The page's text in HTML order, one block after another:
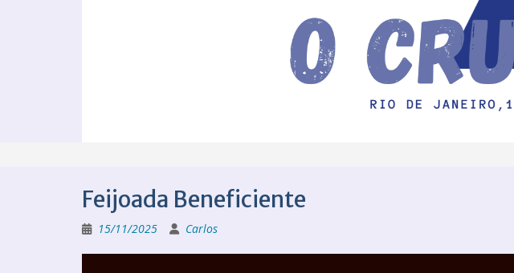
Feijoada Beneficiente
15/11/2025 Carlos